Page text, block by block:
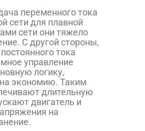
переменного тока
сети для плавной
сети они тяжело
С другой стороны,
тока
управление
логику,
экономию. Таким
длительную
двигатель и
на